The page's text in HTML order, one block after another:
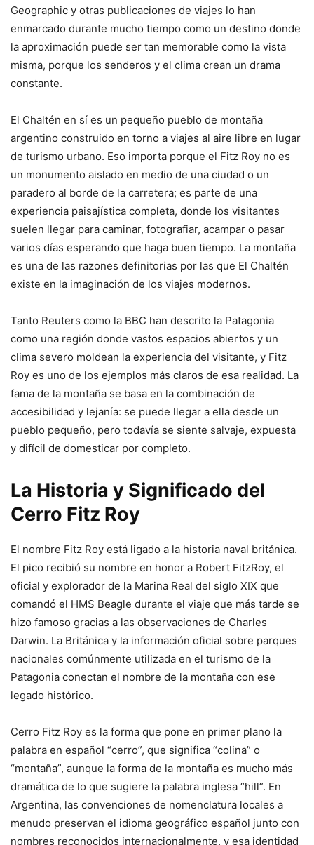
Geographic y otras publicaciones de viajes lo han
enmarcado durante mucho tiempo como un destino donde
la aproximación puede ser tan memorable como la vista
misma, porque los senderos y el clima crean un drama
constante.
El Chaltén en sí es un pequeño pueblo de montaña
argentino construido en torno a viajes al aire libre en lugar
de turismo urbano. Eso importa porque el Fitz Roy no es
un monumento aislado en medio de una ciudad o un
paradero al borde de la carretera; es parte de una
experiencia paisajística completa, donde los visitantes
suelen llegar para caminar, fotografiar, acampar o pasar
varios días esperando que haga buen tiempo. La montaña
es una de las razones definitorias por las que El Chaltén
existe en la imaginación de los viajes modernos.
Tanto Reuters como la BBC han descrito la Patagonia
como una región donde vastos espacios abiertos y un
clima severo moldean la experiencia del visitante, y Fitz
Roy es uno de los ejemplos más claros de esa realidad. La
fama de la montaña se basa en la combinación de
accesibilidad y lejanía: se puede llegar a ella desde un
pueblo pequeño, pero todavía se siente salvaje, expuesta
y difícil de domesticar por completo.
La Historia y Significado del
Cerro Fitz Roy
El nombre Fitz Roy está ligado a la historia naval británica.
El pico recibió su nombre en honor a Robert FitzRoy, el
oficial y explorador de la Marina Real del siglo XIX que
comandó el HMS Beagle durante el viaje que más tarde se
hizo famoso gracias a las observaciones de Charles
Darwin. La Británica y la información oficial sobre parques
nacionales comúnmente utilizada en el turismo de la
Patagonia conectan el nombre de la montaña con ese
legado histórico.
Cerro Fitz Roy es la forma que pone en primer plano la
palabra en español “cerro”, que significa “colina” o
“montaña”, aunque la forma de la montaña es mucho más
dramática de lo que sugiere la palabra inglesa “hill”. En
Argentina, las convenciones de nomenclatura locales a
menudo preservan el idioma geográfico español junto con
nombres reconocidos internacionalmente, y esa identidad